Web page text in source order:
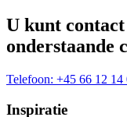
U kunt
onderstaande
Telefoon: +45 66 12 14
Inspiratie